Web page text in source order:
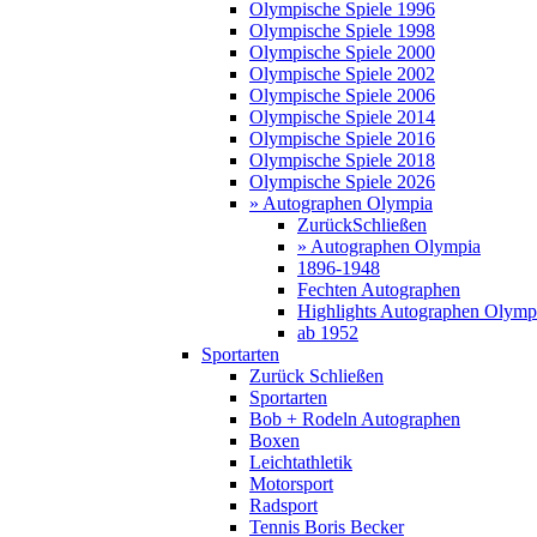
Olympische Spiele 1996
Olympische Spiele 1998
Olympische Spiele 2000
Olympische Spiele 2002
Olympische Spiele 2006
Olympische Spiele 2014
Olympische Spiele 2016
Olympische Spiele 2018
Olympische Spiele 2026
» Autographen Olympia
ZurückSchließen
» Autographen Olympia
1896-1948
Fechten Autographen
Highlights Autographen
ab 1952
Sportarten
Zurück Schließen
Sportarten
Bob + Rodeln Autographen
Boxen
Leichtathletik
Motorsport
Radsport
Tennis Boris Becker